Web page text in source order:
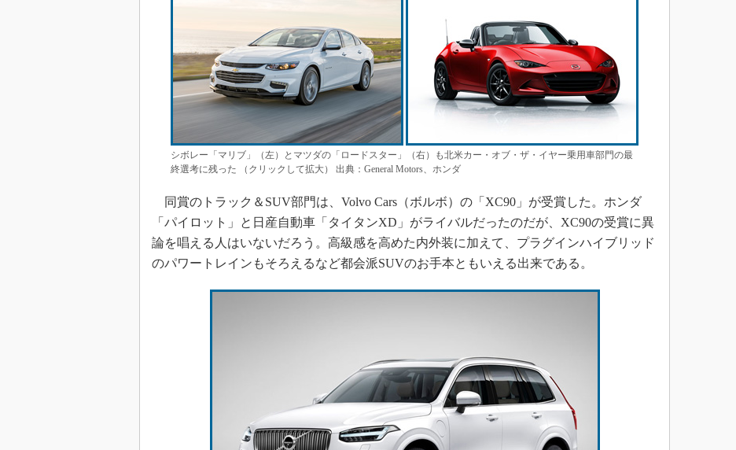
シボレー「マリブ」（左）とマツダの「ロードスター」（右）も北米カー・オブ・ザ・イヤー乗用車部門の最
終選考に残った （クリックして拡大） 出典：General Motors、ホンダ
同賞のトラック＆SUV部門は、Volvo Cars（ボルボ）の「XC90」が受賞した。ホンダ
「パイロット」と日産自動車「タイタンXD」がライバルだったのだが、XC90の受賞に異
論を唱える人はいないだろう。高級感を高めた内外装に加えて、プラグインハイブリッド
のパワートレインもそろえるなど都会派SUVのお手本ともいえる出来である。